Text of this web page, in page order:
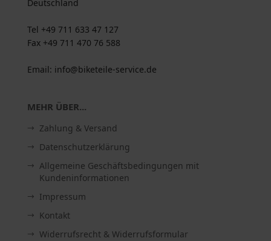
Deutschland
Tel +49 711 633 47 127
Fax +49 711 470 76 588
Email: info@biketeile-service.de
MEHR ÜBER...
Zahlung & Versand
Datenschutzerklärung
Allgemeine Geschäftsbedingungen mit
Kundeninformationen
Impressum
Kontakt
Widerrufsrecht & Widerrufsformular